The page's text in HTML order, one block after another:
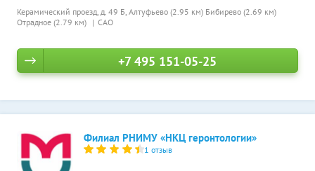
Керамический проезд, д. 49 Б, Алтуфьево (2.95 км) Бибирево (2.69 км)
Отрадное (2.79 км)
САО
+7 495 151-05-25
Филиал РНИМУ «НКЦ геронтологии»
1 отзыв